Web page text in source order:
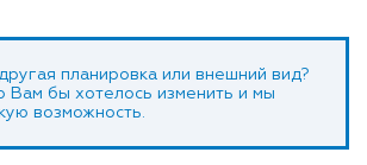
планировка или внешний вид?
Вам бы хотелось изменить и мы
возможность.